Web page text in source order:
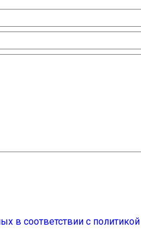
в соответствии с